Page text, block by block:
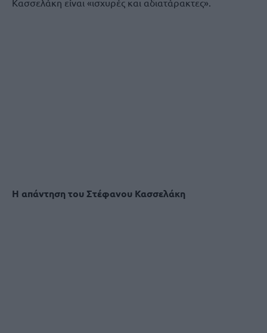
Κασσελάκη είναι «ισχυρές και αδιατάρακτες».
Η απάντηση του Στέφανου Κασσελάκη